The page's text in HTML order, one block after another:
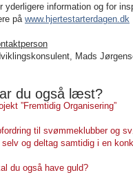
yderligere information og for
på www.hjertestarterdagen.dk
Mads
du også læst?
”Fremtidig Organisering”
til svømmeklubber og
selv og deltag samtidig i en
du også have guld?